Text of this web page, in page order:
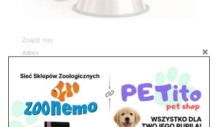
Znajdź nas
Adres
ul. Piłsudskiego 31,
tel./fax. 22 784 71 96
Godziny pracy
pon. – piąt. 10.00 – 19.00